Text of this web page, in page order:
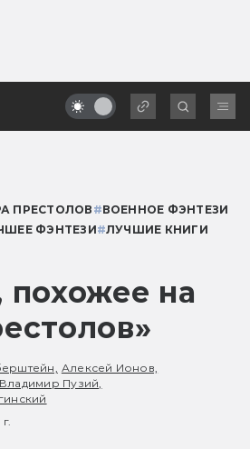
ПРЕСТОЛОВ #ВОЕННОЕ ФЭНТЕЗИ
ФЭНТЕЗИ#ЛУЧШИЕ КНИГИ
похожее на
Алексей Ионов,
Владимир Пузий,